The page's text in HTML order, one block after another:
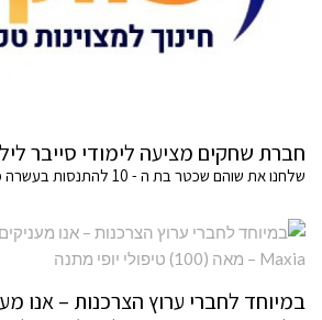
חברת שחקים מציעה לימודי סייבר
שלחנו את שוהם שכטר בת ה - 10 להתנסות בעשרה מיפגשים.
במיוחד לחברי ערוץ הצרכנות – אנו